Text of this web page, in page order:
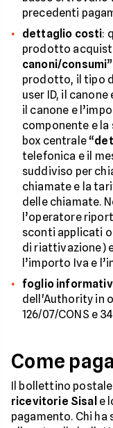
precedenti
dettaglio costi:
prodotto
canoni/consumi
prodotto, il tipo
user ID, il
il canone e
componente e la
box centrale “
telefonica e il
suddiviso per
chiamate e la
delle chiamate.
l’operatore
sconti applicati
di riattivazione)
l’importo Iva e
foglio
dell'Authority in
126/07/CONS e
Come
Il bollettino
ricevitorie Sisal e
pagamento. Chi